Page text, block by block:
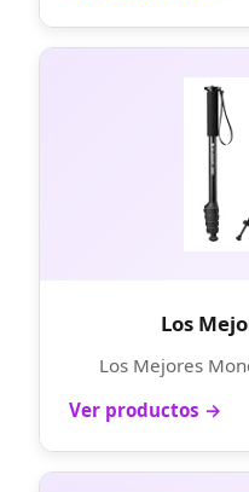
Los
Los Mejores
Ver productos →